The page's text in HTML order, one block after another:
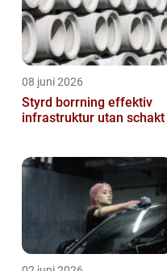
08 juni 2026
Styrd borrning effektiv
infrastruktur utan schakt